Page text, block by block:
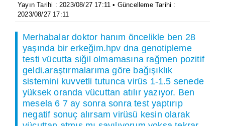
Yayın Tarihi : 2023/08/27 17:11 • Güncelleme Tarihi :
2023/08/27 17:11
Merhabalar doktor hanım öncelikle ben 28
yaşında bir erkeğim.hpv dna genotipleme
testi vücutta siğil olmamasına rağmen pozitif
geldi.araştırmalarıma göre bağışıklık
sistemini kuvvetli tutunca virüs 1-1.5 senede
yüksek oranda vücuttan atılır yazıyor. Ben
mesela 6 7 ay sonra sonra test yaptırıp
negatif sonuç alırsam virüsü kesin olarak